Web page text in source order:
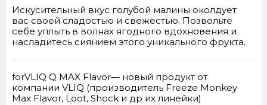
Искусительный вкус голубой малины околдует
вас своей сладостью и свежестью. Позвольте
себе уплыть в волнах ягодного вдохновения и
насладитесь сиянием этого уникального фрукта.
forVLIQ Q MAX Flavor— новый продукт от
компании VLIQ (производитель Freeze Monkey
Max Flavor, Loot, Shock и др их линейки)